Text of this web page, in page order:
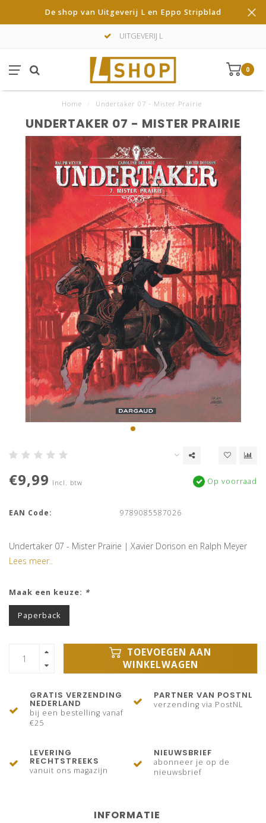
De shop van Uitgeverij L en Eppo Stripblad
UITGEVERIJ L
0
Home Undertaker 07 - Mister Prairie
UNDERTAKER 07 - MISTER PRAIRIE
€9,99 Incl. btw Op voorraad
EAN Code: 9789085587026
Undertaker 07 - Mister Prairie | Xavier Dorison en Ralph Meyer
Lees meer..
Maak een keuze: *
Paperback
TOEVOEGEN AAN
WINKELWAGEN
GRATIS VERZENDING
NEDERLAND
bij een bestelling vanaf
€25
PARTNER VAN POSTNL
verzending via PostNL
LEVERING
RECHTSTREEKS
vanuit ons magazijn
NIEUWSBRIEF
abonneer je op de
nieuwsbrief
INFORMATIE